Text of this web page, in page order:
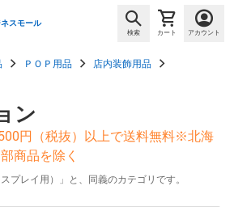
ネスモール
検索 カート アカウント
ＰＯＰ用品
店内装飾用品
ン
円（税抜）以上で送料無料※北海
商品を除く
プレイ用）」と、同義のカテゴリです。